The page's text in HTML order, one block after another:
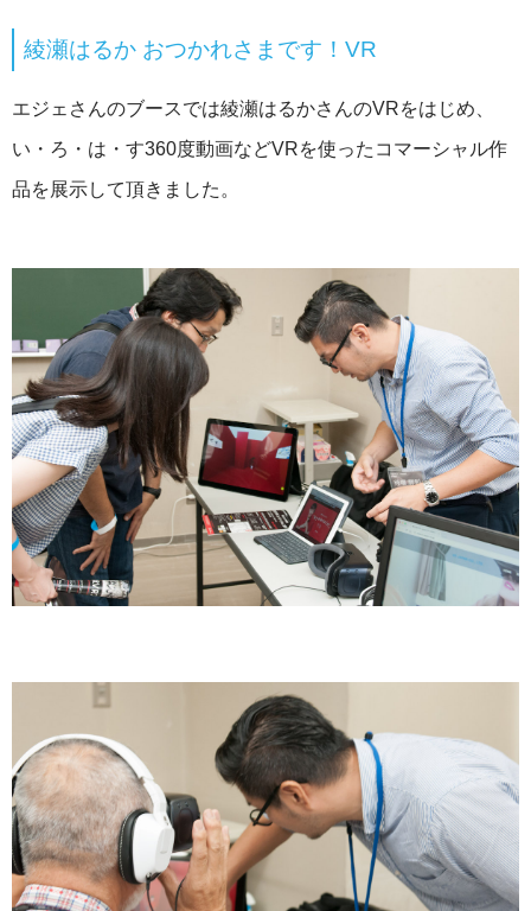
綾瀬はるか おつかれさまです！VR
エジェさんのブースでは綾瀬はるかさんのVRをはじめ、
い・ろ・は・す360度動画などVRを使ったコマーシャル作
品を展示して頂きました。